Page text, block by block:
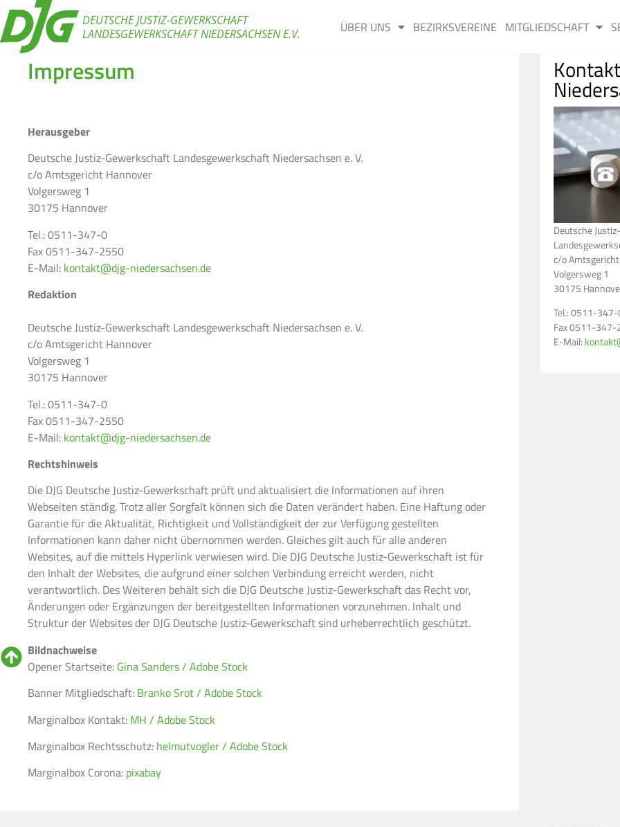
DEUTSCHE JUSTIZ-GEWERKSCHAFT
LANDESGEWERKSCHAFT NIEDERSACHSEN E.V.
ÜBER UNS BEZIRKSVEREINE MITGLIEDSCHAFT
Impressum
Herausgeber
Deutsche Justiz-Gewerkschaft Landesgewerkschaft Niedersachsen e. V.
c/o Amtsgericht Hannover
Volgersweg 1
30175 Hannover
Tel.: 0511-347-0
Fax 0511-347-2550
E-Mail: kontakt@djg-niedersachsen.de
Redaktion
Deutsche Justiz-Gewerkschaft Landesgewerkschaft Niedersachsen e. V.
c/o Amtsgericht Hannover
Volgersweg 1
30175 Hannover
Tel.: 0511-347-0
Fax 0511-347-2550
E-Mail: kontakt@djg-niedersachsen.de
Rechtshinweis
Die DJG Deutsche Justiz-Gewerkschaft prüft und aktualisiert die Informationen auf ihren
Webseiten ständig. Trotz aller Sorgfalt können sich die Daten verändert haben. Eine Haftung oder
Garantie für die Aktualität, Richtigkeit und Vollständigkeit der zur Verfügung gestellten
Informationen kann daher nicht übernommen werden. Gleiches gilt auch für alle anderen
Websites, auf die mittels Hyperlink verwiesen wird. Die DJG Deutsche Justiz-Gewerkschaft ist für
den Inhalt der Websites, die aufgrund einer solchen Verbindung erreicht werden, nicht
verantwortlich. Des Weiteren behält sich die DJG Deutsche Justiz-Gewerkschaft das Recht vor,
Änderungen oder Ergänzungen der bereitgestellten Informationen vorzunehmen. Inhalt und
Struktur der Websites der DJG Deutsche Justiz-Gewerkschaft sind urheberrechtlich geschützt.
Bildnachweise
Opener Startseite: Gina Sanders / Adobe Stock
Banner Mitgliedschaft: Branko Srot / Adobe Stock
Marginalbox Kontakt: MH / Adobe Stock
Marginalbox Rechtsschutz: helmutvogler / Adobe Stock
Marginalbox Corona: pixabay
Deutsche
c/o
Volgersweg 1
30175
Tel.: 0511-
Fax 0511-347-
E-Mail: